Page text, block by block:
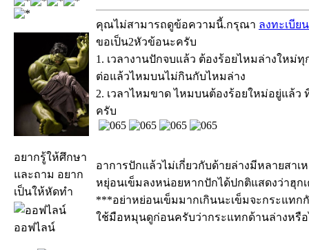
อยากรู้ให้ศึกษา
และถาม อยาก
เป็นให้หัดทำ
ออฟไลน์
คุณไม่สามารถดูข้อความนี้.กรุณา ลงทะเบียน
ขอเป็น2หัวข้อนะครับ
1. เวลางานปักจบแล้ว ต้องร้อยไหมล่างใหม่
ต่อแล้วไหมบนไม่กินกับไหมล่าง
2. เวลาไหมขาด ไหมบนต้องร้อยใหม่อยู่แล้
ครับ
อาการปักแล้วไม่เกี่ยวกับด้ายล่างมีหลายสา
หยุ่อนเข็มลงหน่อยหากปักได้ปกติแสดงว่าฮุก
***อย่าหย่อนเข็มมากเกินนะเข็มจะกระแทก
ใช้มือหมุนดูก่อนครับว่ากระแทกด้านล่างหรื